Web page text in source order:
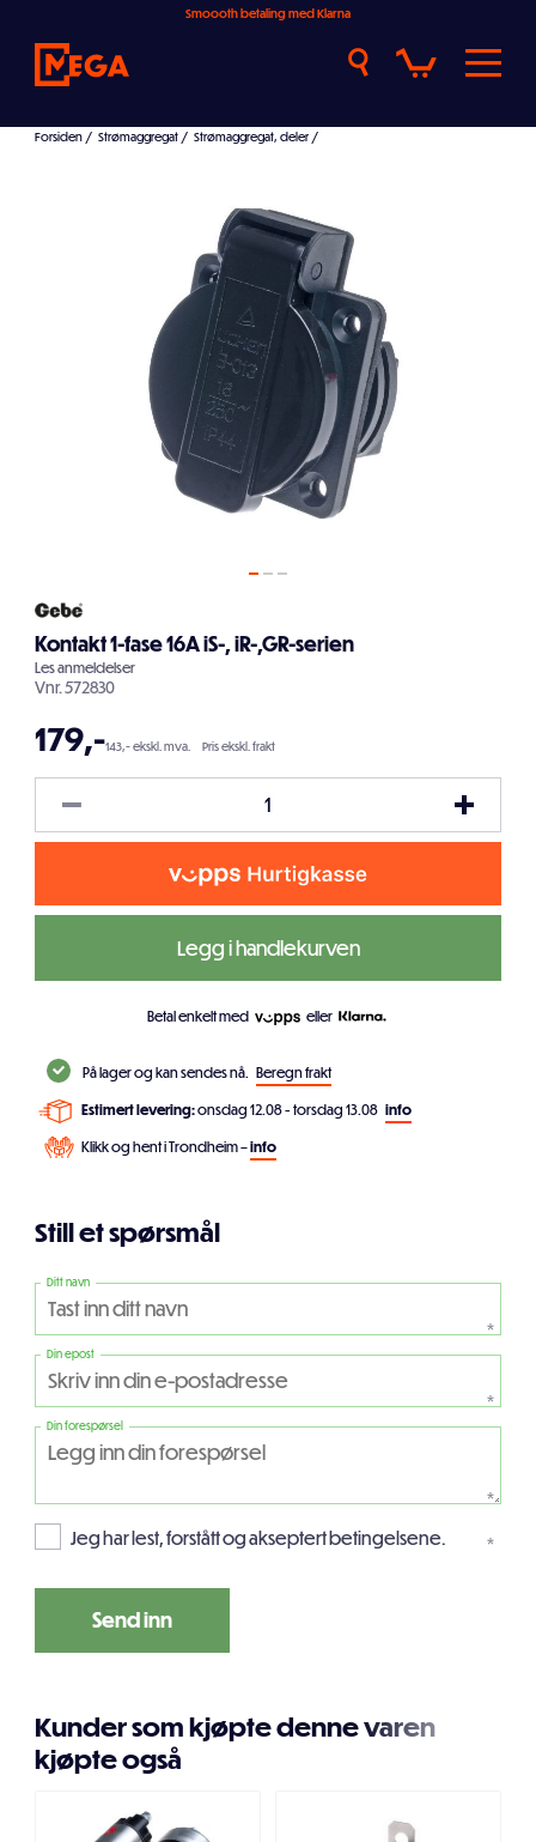
Smoooth betaling med Klarna
Forsiden / Strømaggregat / Strømaggregat, deler /
Kontakt 1-fase 16A iS-, iR-,GR-serien
Lesanmeldelser
Vnr.572830
179,-143,- ekskl. mva. Pris ekskl. frakt
Legg i handlekurven
Betal enkelt med eller
På lager og kan sendes nå. Beregn frakt
Estimert levering:onsdag 12.08 - torsdag 13.08 info
Klikk og hent i Trondheim –info
Still et spørsmål
Ditt navn
*
Din epost
*
Din forespørsel
*
Jeg har lest, forstått og akseptert betingelsene. *
Kunder som kjøpte denne varen
kjøpte også